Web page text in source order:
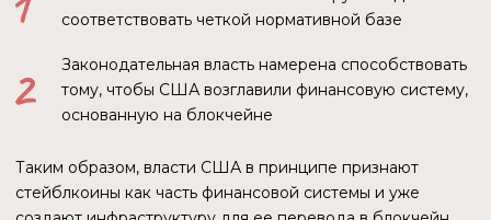
довольно успешно развивается, буквально за полтора
десятка лет рынок насыщен огромными суммами и
виде иллюзии легких заработков, удобства расчетов и
прочие привлекают новых пользователей. После полного
перехода денег в блокчейн для контроля финансовых
потоков уже не нужно будет держать огромный штат
Все транзакции, попавшие в блокчейн, остаются там